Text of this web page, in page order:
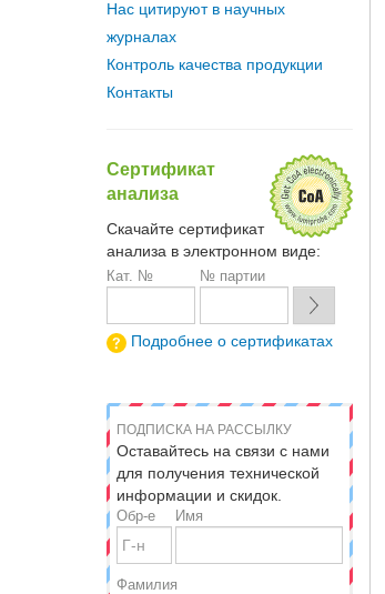
Нас цитируют в научных
журналах
Контроль качества продукции
Контакты
Сертификат
анализа
Скачайте сертификат
анализа в электронном виде:
Кат. № № партии
Подробнее о сертификатах
ПОДПИСКА НА РАССЫЛКУ
Оставайтесь на связи с нами
для получения технической
информации и скидок.
Обр-е Имя
Фамилия